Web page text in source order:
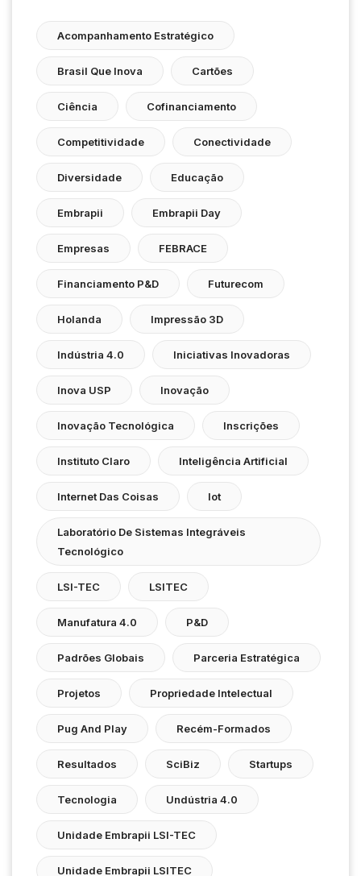
Acompanhamento Estratégico
Brasil Que Inova Cartões
Ciência Cofinanciamento
Competitividade Conectividade
Diversidade Educação
Embrapii Embrapii Day
Empresas FEBRACE
Financiamento P&D Futurecom
Holanda Impressão 3D
Indústria 4.0 Iniciativas Inovadoras
Inova USP Inovação
Inovação Tecnológica Inscrições
Instituto Claro Inteligência Artificial
Internet Das Coisas Iot
Laboratório De Sistemas Integráveis
Tecnológico
LSI-TEC LSITEC
Manufatura 4.0 P&D
Padrões Globais Parceria Estratégica
Projetos Propriedade Intelectual
Pug And Play Recém-Formados
Resultados SciBiz Startups
Tecnologia Undústria 4.0
Unidade Embrapii LSI-TEC
Unidade Embrapii LSITEC